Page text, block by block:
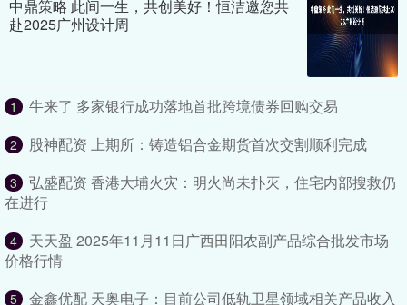
中鼎策略 此间一生，共创美好！恒洁邀您共
赴2025广州设计周
1 牛来了 多家银行成功落地首批跨境债券回购交易
2 股神配资 上期所：铸造铝合金期货首次交割顺利完成
3
弘盛配资 香港大埔火灾：明火尚未扑灭，住宅内部搜救仍
在进行
4
天天盈 2025年11月11日广西田阳农副产品综合批发市场
价格行情
5
金鑫优配 天奥电子：目前公司低轨卫星领域相关产品收入